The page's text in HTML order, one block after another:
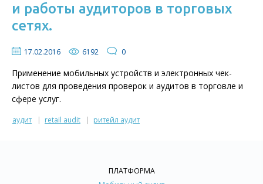
и работы аудиторов в торговых
сетях.
17.02.2016 6192 0
Применение мобильных устройств и электронных чек-
листов для проведения проверок и аудитов в торговле и
сфере услуг.
аудит retail audit ритейл аудит
ПЛАТФОРМА